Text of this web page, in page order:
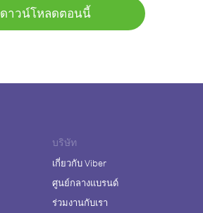
ดาวน์โหลดตอนนี้
บริษัท
เกี่ยวกับ Viber
ศูนย์กลางแบรนด์
ร่วมงานกับเรา